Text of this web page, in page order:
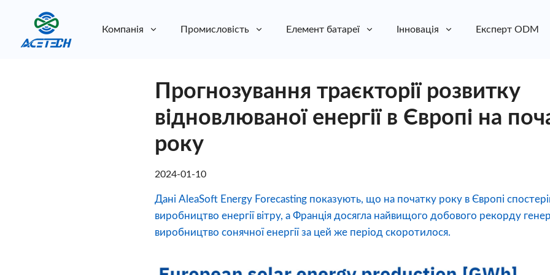
Компанія Промисловість Елемент батареї Інновація Експерт ODM
Прогнозування траєкторії розвитку
відновлюваної енергії в Європі на
року
2024-01-10
Дані AleaSoft Energy Forecasting показують, що на початку року в Європі
виробництво енергії вітру, а Франція досягла найвищого добового рекорду
виробництво сонячної енергії за цей же період скоротилося.